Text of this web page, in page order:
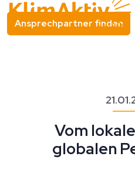
Ansprechpartner finden
Vom
globalen